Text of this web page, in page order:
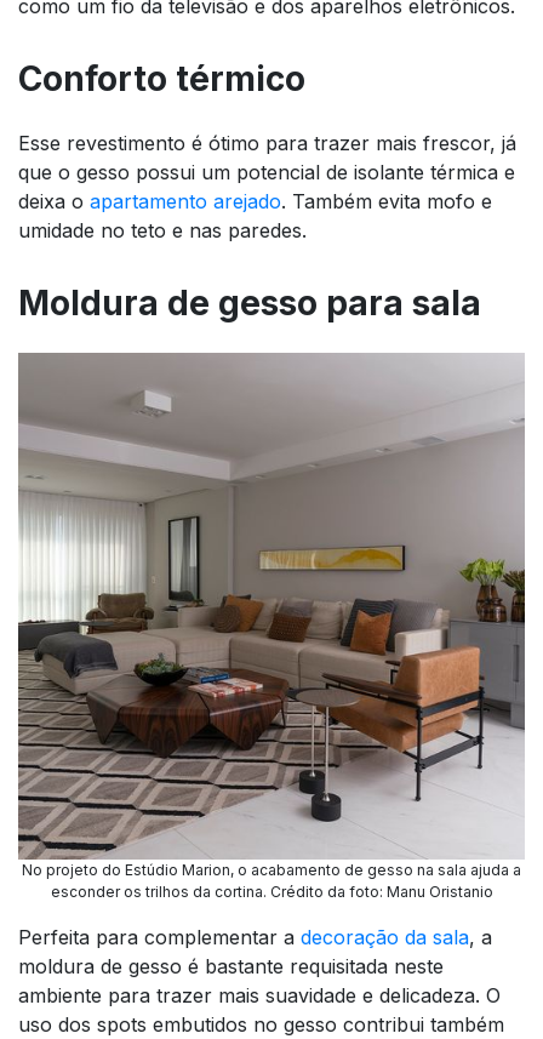
como um fio da televisão e dos aparelhos eletrônicos.
Conforto térmico
Esse revestimento é ótimo para trazer mais frescor, já
que o gesso possui um potencial de isolante térmica e
deixa o apartamento arejado. Também evita mofo e
umidade no teto e nas paredes.
Moldura de gesso para sala
No projeto do Estúdio Marion, o acabamento de gesso na sala ajuda a
esconder os trilhos da cortina. Crédito da foto: Manu Oristanio
Perfeita para complementar a decoração da sala, a
moldura de gesso é bastante requisitada neste
ambiente para trazer mais suavidade e delicadeza. O
uso dos spots embutidos no gesso contribui também